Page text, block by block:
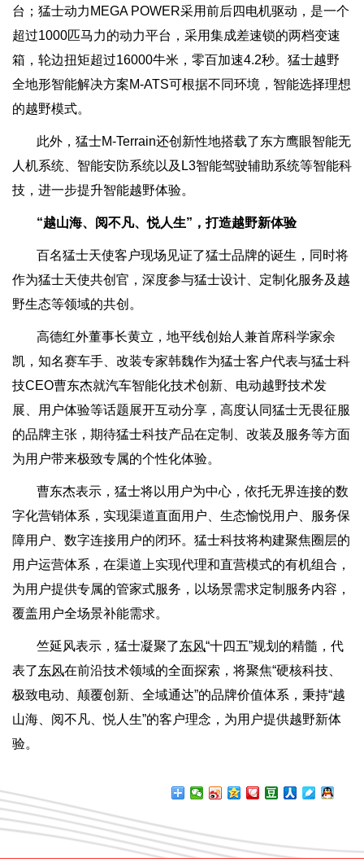
台；猛士动力MEGA POWER采用前后四电机驱动，是一个
超过1000匹马力的动力平台，采用集成差速锁的两档变速
箱，轮边扭矩超过16000牛米，零百加速4.2秒。猛士越野
全地形智能解决方案M-ATS可根据不同环境，智能选择理想
的越野模式。
此外，猛士M-Terrain还创新性地搭载了东方鹰眼智能无
人机系统、智能安防系统以及L3智能驾驶辅助系统等智能科
技，进一步提升智能越野体验。
“越山海、阅不凡、悦人生”，打造越野新体验
百名猛士天使客户现场见证了猛士品牌的诞生，同时将
作为猛士天使共创官，深度参与猛士设计、定制化服务及越
野生态等领域的共创。
高德红外董事长黄立，地平线创始人兼首席科学家余
凯，知名赛车手、改装专家韩魏作为猛士客户代表与猛士科
技CEO曹东杰就汽车智能化技术创新、电动越野技术发
展、用户体验等话题展开互动分享，高度认同猛士无畏征服
的品牌主张，期待猛士科技产品在定制、改装及服务等方面
为用户带来极致专属的个性化体验。
曹东杰表示，猛士将以用户为中心，依托无界连接的数
字化营销体系，实现渠道直面用户、生态愉悦用户、服务保
障用户、数字连接用户的闭环。猛士科技将构建聚焦圈层的
用户运营体系，在渠道上实现代理和直营模式的有机组合，
为用户提供专属的管家式服务，以场景需求定制服务内容，
覆盖用户全场景补能需求。
竺延风表示，猛士凝聚了东风“十四五”规划的精髓，代
表了东风在前沿技术领域的全面探索，将聚焦“硬核科技、
极致电动、颠覆创新、全域通达”的品牌价值体系，秉持“越
山海、阅不凡、悦人生”的客户理念，为用户提供越野新体
验。